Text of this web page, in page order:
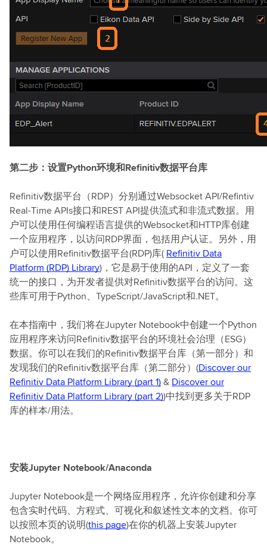
第二步：设置Python环境和Refinitiv数据平台库
Refinitiv数据平台（RDP）分别通过Websocket API/Refintiv
Real-Time APIs接口和REST API提供流式和非流式数据。用
户可以使用任何编程语言提供的Websocket和HTTP库创建
一个应用程序，以访问RDP界面，包括用户认证。另外，用
户可以使用Refinitiv数据平台(RDP)库( Refinitiv Data
Platform (RDP) Library)，它是易于使用的API，定义了一套
统一的接口，为开发者提供对Refinitiv数据平台的访问。这
些库可用于Python、TypeScript/JavaScript和.NET。
在本指南中，我们将在Jupyter Notebook中创建一个Python
应用程序来访问Refinitiv数据平台的环境社会治理（ESG）
数据。你可以在我们的Refinitiv数据平台库（第一部分）和
发现我们的Refinitiv数据平台库（第二部分）(Discover our
Refinitiv Data Platform Library (part 1)& Discover our
Refinitiv Data Platform Library (part 2))中找到更多关于RDP
库的样本/用法。
安装Jupyter Notebook/Anaconda
Jupyter Notebook是一个网络应用程序，允许你创建和分享
包含实时代码、方程式、可视化和叙述性文本的文档。你可
以按照本页的说明(this page)在你的机器上安装Jupyter
Notebook。